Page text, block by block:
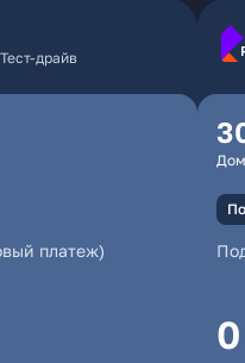
драйв
платеж)
0